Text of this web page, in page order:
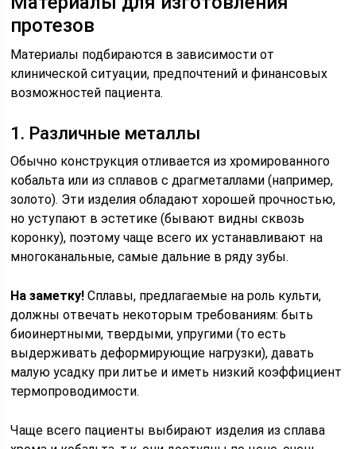
протезов
Материалы подбираются в зависимости от
клинической ситуации, предпочтений и финансовых
возможностей пациента.
1. Различные металлы
Обычно конструкция отливается из хромированного
кобальта или из сплавов с драгметаллами (например,
золото). Эти изделия обладают хорошей прочностью,
но уступают в эстетике (бывают видны сквозь
коронку), поэтому чаще всего их устанавливают на
многоканальные, самые дальние в ряду зубы.
На заметку! Сплавы, предлагаемые на роль культи,
должны отвечать некоторым требованиям: быть
биоинертными, твердыми, упругими (то есть
выдерживать деформирующие нагрузки), давать
малую усадку при литье и иметь низкий коэффициент
термопроводимости.
Чаще всего пациенты выбирают изделия из сплава